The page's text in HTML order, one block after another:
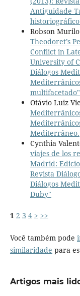
Antiguidade
Robson
Theodoret’s
Conflict in
University of
Diálogos
multifacetado"
Otávio Luiz
Mediterrâneo.
Cynthia
viajes de los
Madrid:
Revista
Diálogos
Duby"
1 2 3 4 > >>
Você também pode
similaridade para
Artigos mais